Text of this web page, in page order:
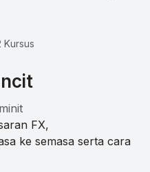
Kursus
FX,
ke semasa serta cara